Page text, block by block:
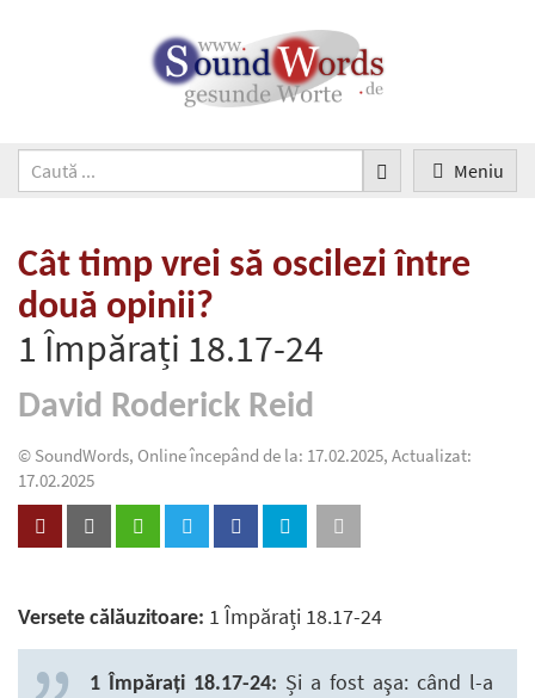
Meniu
Cât timp vrei să oscilezi între
două opinii?
1 Împărați 18.17-24
David Roderick Reid
© SoundWords, Online începând de la: 17.02.2025, Actualizat:
17.02.2025
Versete călăuzitoare: 1 Împărați 18.17-24
1 Împărați 18.17-24: Și a fost aşa: când l-a